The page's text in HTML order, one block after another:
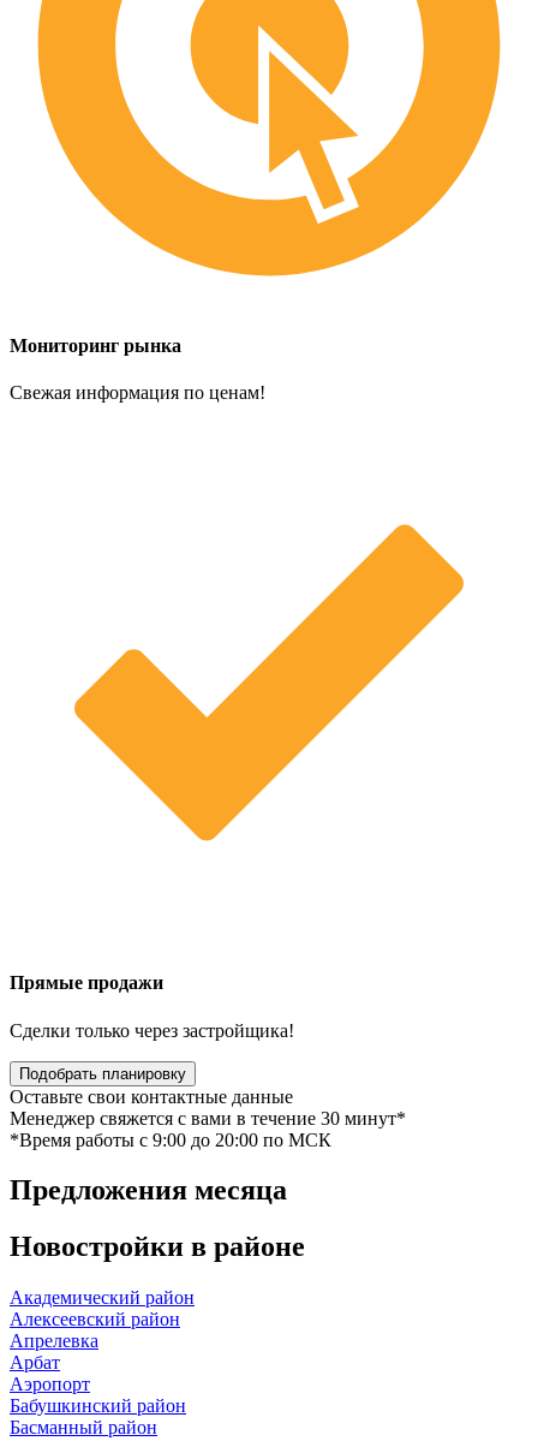
Мониторинг рынка
Свежая информация по ценам!
Прямые продажи
Сделки только через застройщика!
Подобрать планировку
Оставьте свои контактные данные
Менеджер свяжется с вами в течение 30 минут*
*Время работы c 9:00 до 20:00 по МСК
Предложения месяца
Новостройки в районе
Академический район
Алексеевский район
Апрелевка
Арбат
Аэропорт
Бабушкинский район
Басманный район